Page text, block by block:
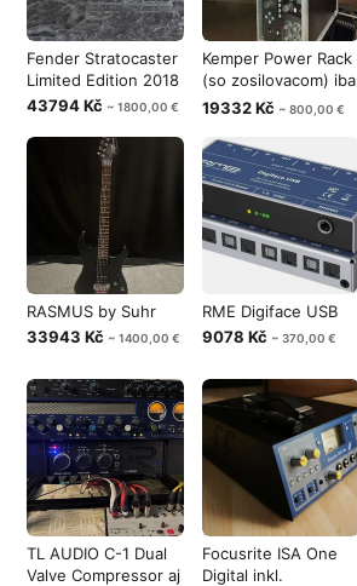
Fender Stratocaster
Limited Edition 2018
43794 Kč ~ 1800,00 €
Kemper Power Rack
(so zosilovacom) iba
800,-
19332 Kč ~ 800,00 €
RASMUS by Suhr
33943 Kč ~ 1400,00 €
RME Digiface USB
9078 Kč ~ 370,00 €
TL AUDIO C-1 Dual
Valve Compressor aj
Focusrite ISA One
Digital inkl.